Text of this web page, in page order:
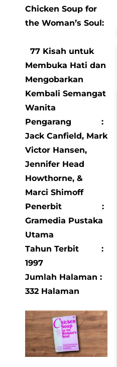
Chicken Soup for
the Woman’s Soul:
77 Kisah untuk
Membuka Hati dan
Mengobarkan
Kembali Semangat
Wanita
Pengarang :
Jack Canfield, Mark
Victor Hansen,
Jennifer Head
Howthorne, &
Marci Shimoff
Penerbit :
Gramedia Pustaka
Utama
Tahun Terbit :
1997
Jumlah Halaman :
332 Halaman